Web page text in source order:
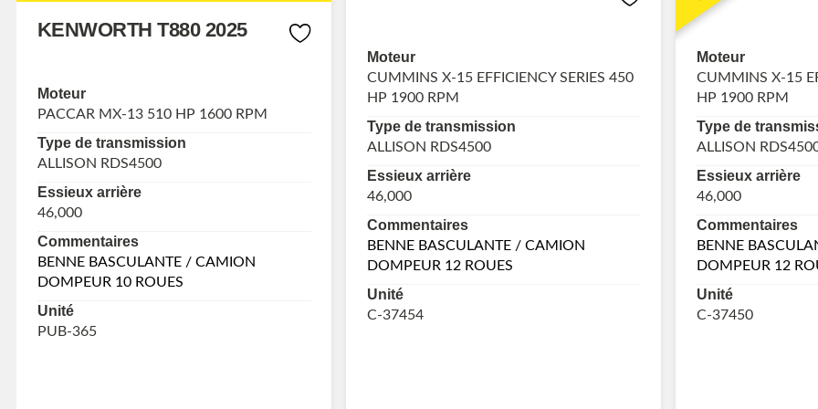
KENWORTH T880 2025
Moteur
PACCAR MX-13 510 HP 1600 RPM
Type de transmission
ALLISON RDS4500
Essieux arrière
46,000
Commentaires
BENNE BASCULANTE / CAMION
DOMPEUR 10 ROUES
Unité
PUB-365
Moteur
CUMMINS X-15 EFFICIENCY SERIES 450
HP 1900 RPM
Type de transmission
ALLISON RDS4500
Essieux arrière
46,000
Commentaires
BENNE BASCULANTE / CAMION
DOMPEUR 12 ROUES
Unité
C-37454
Moteur
CUMMINS X-15
HP 1900 RPM
Type de
ALLISON
Essieux arrière
46,000
Commentaires
BENNE
DOMPEUR 12
Unité
C-37450